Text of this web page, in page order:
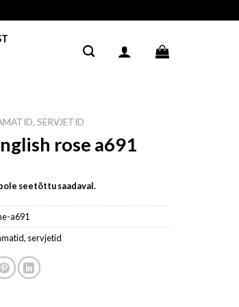
SERVJETID
rose a691
seetõttu saadaval.
a691
servjetid